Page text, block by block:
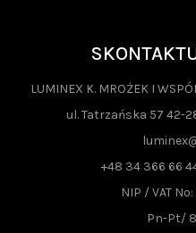
LUMINEX K. MROŻEK I
ul. Tatrzańska 57 42-
+48 34 366 66
NIP / VAT
Pn-Pt/